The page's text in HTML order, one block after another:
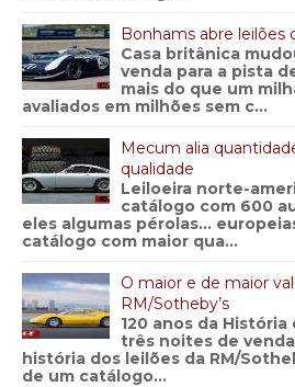
Bonhams abre leilões
Casa britânica
venda para a pista
mais do que um
avaliados em milhões sem c...
Mecum alia
qualidade
Leiloeira norte-
catálogo com 600
eles algumas pérolas…
catálogo com maior qua...
O maior e de maior
RM/Sotheby’s
120 anos da
três noites de
história dos leilões da RM/
de um catálogo...